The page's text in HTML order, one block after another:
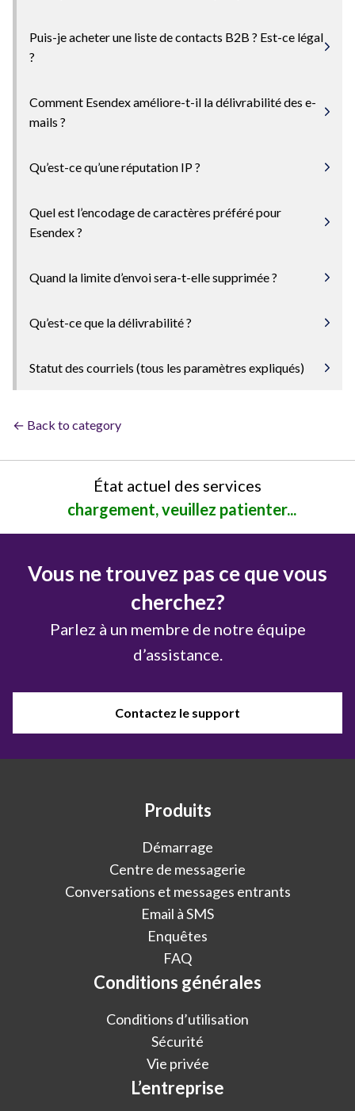
Puis-je acheter une liste de contacts B2B ? Est-ce légal
?
Comment Esendex améliore-t-il la délivrabilité des e-
mails ?
Qu’est-ce qu’une réputation IP ?
Quel est l’encodage de caractères préféré pour
Esendex ?
Quand la limite d’envoi sera-t-elle supprimée ?
Qu’est-ce que la délivrabilité ?
Statut des courriels (tous les paramètres expliqués)
← Back to category
État actuel des services
chargement, veuillez patienter...
Vous ne trouvez pas ce que vous
cherchez?
Parlez à un membre de notre équipe
d’assistance.
Contactez le support
Produits
Démarrage
Centre de messagerie
Conversations et messages entrants
Email à SMS
Enquêtes
FAQ
Conditions générales
Conditions d’utilisation
Sécurité
Vie privée
L’entreprise